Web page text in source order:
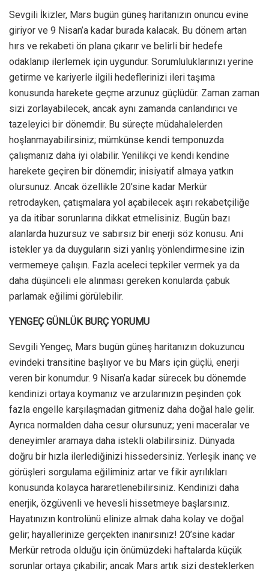
Sevgili İkizler, Mars bugün güneş haritanızın onuncu evine
giriyor ve 9 Nisan’a kadar burada kalacak. Bu dönem artan
hırs ve rekabeti ön plana çıkarır ve belirli bir hedefe
odaklanıp ilerlemek için uygundur. Sorumluluklarınızı yerine
getirme ve kariyerle ilgili hedeflerinizi ileri taşıma
konusunda harekete geçme arzunuz güçlüdür. Zaman zaman
sizi zorlayabilecek, ancak aynı zamanda canlandırıcı ve
tazeleyici bir dönemdir. Bu süreçte müdahalelerden
hoşlanmayabilirsiniz; mümkünse kendi temponuzda
çalışmanız daha iyi olabilir. Yenilikçi ve kendi kendine
harekete geçiren bir dönemdir; inisiyatif almaya yatkın
olursunuz. Ancak özellikle 20’sine kadar Merkür
retrodayken, çatışmalara yol açabilecek aşırı rekabetçiliğe
ya da itibar sorunlarına dikkat etmelisiniz. Bugün bazı
alanlarda huzursuz ve sabırsız bir enerji söz konusu. Ani
istekler ya da duyguların sizi yanlış yönlendirmesine izin
vermemeye çalışın. Fazla aceleci tepkiler vermek ya da
daha düşünceli ele alınması gereken konularda çabuk
parlamak eğilimi görülebilir.
YENGEÇ GÜNLÜK BURÇ YORUMU
Sevgili Yengeç, Mars bugün güneş haritanızın dokuzuncu
evindeki transitine başlıyor ve bu Mars için güçlü, enerji
veren bir konumdur. 9 Nisan’a kadar sürecek bu dönemde
kendinizi ortaya koymanız ve arzularınızın peşinden çok
fazla engelle karşılaşmadan gitmeniz daha doğal hale gelir.
Ayrıca normalden daha cesur olursunuz; yeni maceralar ve
deneyimler aramaya daha istekli olabilirsiniz. Dünyada
doğru bir hızla ilerlediğinizi hissedersiniz. Yerleşik inanç ve
görüşleri sorgulama eğiliminiz artar ve fikir ayrılıkları
konusunda kolayca hararetlenebilirsiniz. Kendinizi daha
enerjik, özgüvenli ve hevesli hissetmeye başlarsınız.
Hayatınızın kontrolünü elinize almak daha kolay ve doğal
gelir; hayallerinize gerçekten inanırsınız! 20’sine kadar
Merkür retroda olduğu için önümüzdeki haftalarda küçük
sorunlar ortaya çıkabilir; ancak Mars artık sizi desteklerken